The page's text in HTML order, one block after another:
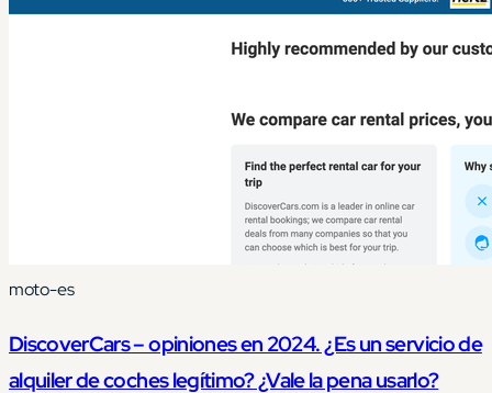
moto-es
DiscoverCars – opiniones en 2024. ¿Es un servicio de
alquiler de coches legítimo? ¿Vale la pena usarlo?